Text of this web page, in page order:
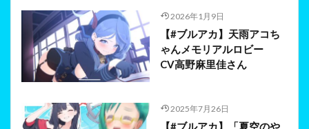
2026年1月9日
【#ブルアカ】天雨アコち
ゃんメモリアルロビー
CV高野麻里佳さん
2025年7月26日
【#ブルアカ】「夏空のや